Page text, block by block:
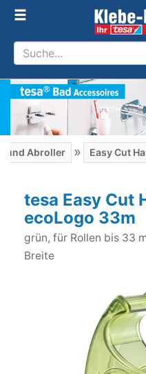
und Abroller » Easy Cut
tesa Easy Cut
ecoLogo 33m
grün, für Rollen bis 33
Breite